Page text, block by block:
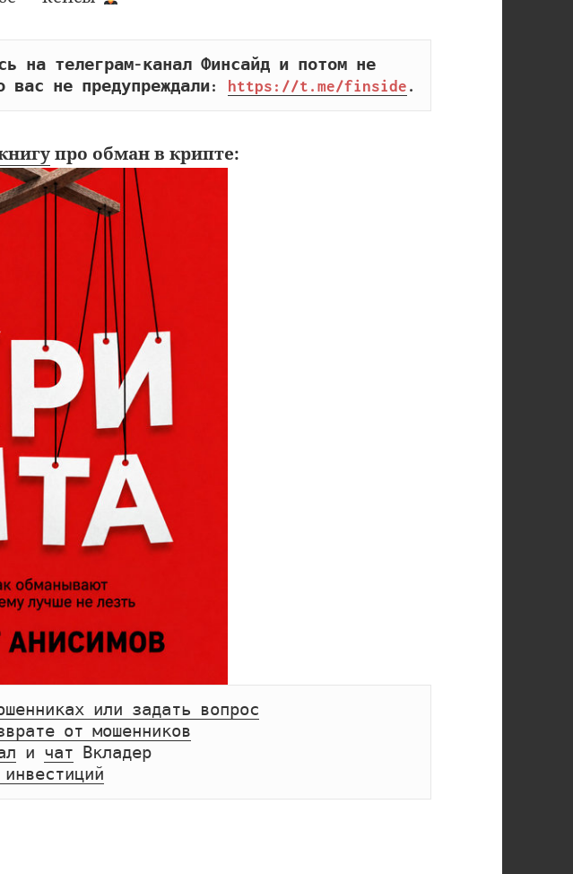
на телеграм-канал Финсайд и потом не
вас не предупреждали: https://t.me/finside .
про обман в крипте:
или задать вопрос
от мошенников
и чат
Вкладер